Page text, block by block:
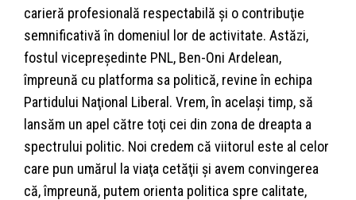
carieră profesională respectabilă şi o contribuţie
semnificativă în domeniul lor de activitate. Astăzi,
fostul vicepreşedinte PNL, Ben-Oni Ardelean,
împreună cu platforma sa politică, revine în echipa
Partidului Naţional Liberal. Vrem, în acelaşi timp, să
lansăm un apel către toţi cei din zona de dreapta a
spectrului politic. Noi credem că viitorul este al celor
care pun umărul la viaţa cetăţii şi avem convingerea
că, împreună, putem orienta politica spre calitate,